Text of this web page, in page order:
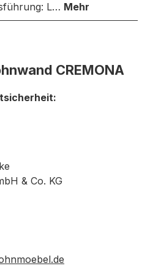
L… Mehr
CREMONA
& Co. KG